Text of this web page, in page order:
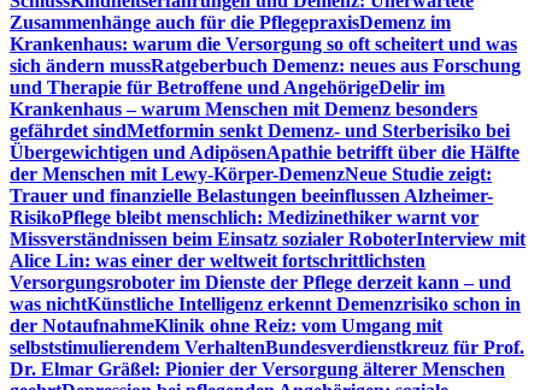
Zusammenhänge auch für die PflegepraxisDemenz im
Krankenhaus: warum die Versorgung so oft scheitert und was
sich ändern mussRatgeberbuch Demenz: neues aus Forschung
und Therapie für Betroffene und AngehörigeDelir im
Krankenhaus – warum Menschen mit Demenz besonders
gefährdet sindMetformin senkt Demenz- und Sterberisiko bei
Übergewichtigen und AdipösenApathie betrifft über die Hälfte
der Menschen mit Lewy-Körper-DemenzNeue Studie zeigt:
Trauer und finanzielle Belastungen beeinflussen Alzheimer-
RisikoPflege bleibt menschlich: Medizinethiker warnt vor
Missverständnissen beim Einsatz sozialer RoboterInterview mit
Alice Lin: was einer der weltweit fortschrittlichsten
Versorgungsroboter im Dienste der Pflege derzeit kann – und
was nichtKünstliche Intelligenz erkennt Demenzrisiko schon in
der NotaufnahmeKlinik ohne Reiz: vom Umgang mit
selbststimulierendem VerhaltenBundesverdienstkreuz für Prof.
Dr. Elmar Gräßel: Pionier der Versorgung älterer Menschen